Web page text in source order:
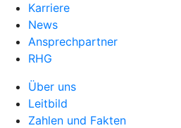
Karriere
News
Ansprechpartner
RHG
Über uns
Leitbild
Zahlen und Fakten